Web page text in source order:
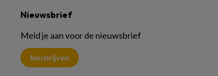
Nieuwsbrief
Meld je aan voor de nieuwsbrief
Inschrijven